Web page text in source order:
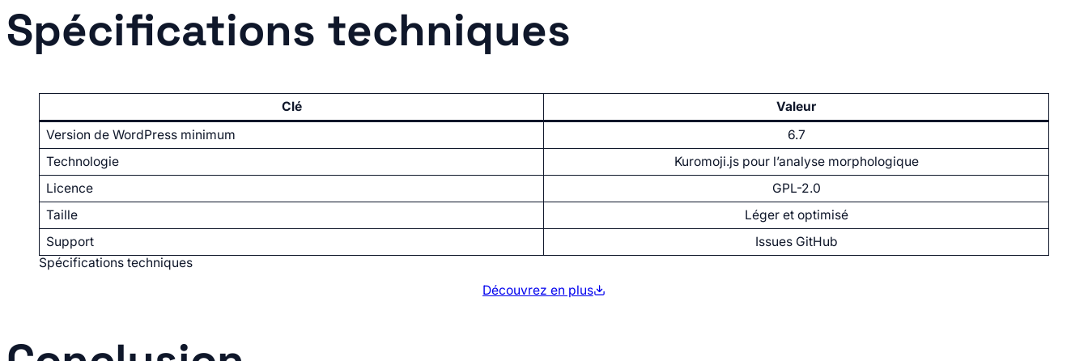
Spécifications techniques
Clé
Valeur
Version de WordPress minimum
6.7
Technologie
Kuromoji.js pour l’analyse morphologique
Licence
GPL-2.0
Taille
Léger et optimisé
Support
Issues GitHub
Spécifications techniques
Découvrez en plus